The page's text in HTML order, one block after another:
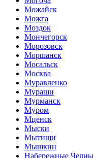
Можайск
Можга
Моздок
Мончегорск
Морозовск
Моршанск
Мосальск
Москва
Муравленко
Мураши
Мурманск
Муром
Мценск
Мыски
Мытищи
Мышкин
Набережные Челны